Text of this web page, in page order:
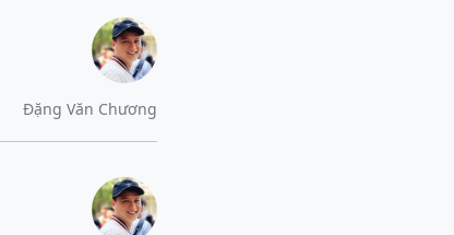
Đặng Văn Chương